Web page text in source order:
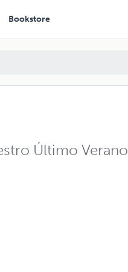
Bookstore
Último Verano